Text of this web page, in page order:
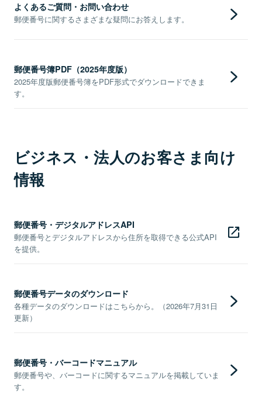
よくあるご質問・お問い合わせ
郵便番号に関するさまざまな疑問にお答えします。
郵便番号簿PDF（2025年度版）
2025年度版郵便番号簿をPDF形式でダウンロードできま
す。
ビジネス・法人のお客さま向け
情報
郵便番号・デジタルアドレスAPI
郵便番号とデジタルアドレスから住所を取得できる公式API
を提供。
郵便番号データのダウンロード
各種データのダウンロードはこちらから。（2026年7月31日
更新）
郵便番号・バーコードマニュアル
郵便番号や、バーコードに関するマニュアルを掲載していま
す。